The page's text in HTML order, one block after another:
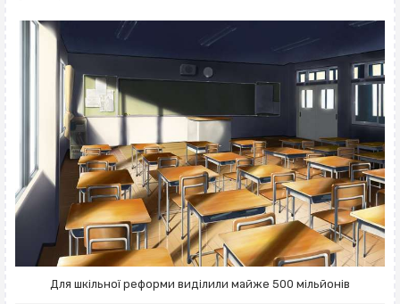
Для шкільної реформи виділили майже 500 мільйонів